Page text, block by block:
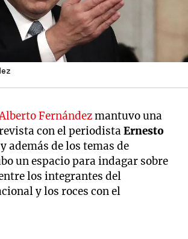
Fernándezmantuvo una
con el periodistaErnesto
además de los temas de
un espacio para indagar sobre
los integrantes del
y los roces con el